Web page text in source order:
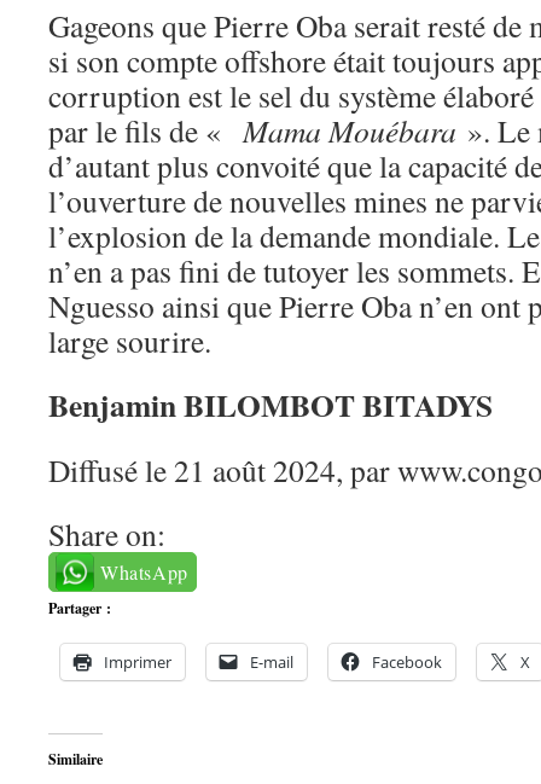
Gageons que Pierre Oba serait resté de
si son compte offshore était toujours
corruption est le sel du système
par le fils de « Mama Mouébara ». Le
d’autant plus convoité que la capacité
l’ouverture de nouvelles mines ne
l’explosion de la demande mondiale.
n’en a pas fini de tutoyer les sommets.
Nguesso ainsi que Pierre Oba n’en ont
large sourire.
Benjamin BILOMBOT BITADYS
Diffusé le 21 août 2024, par
Share on:
WhatsApp
Partager :
Imprimer E-mail Facebook X
Similaire